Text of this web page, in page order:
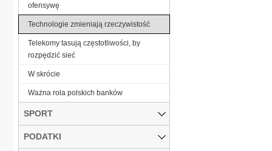
ofensywę
Technologie zmieniają rzeczywistość
Telekomy tasują częstotliwości, by
rozpędzić sieć
W skrócie
Ważna rola polskich banków
SPORT
PODATKI